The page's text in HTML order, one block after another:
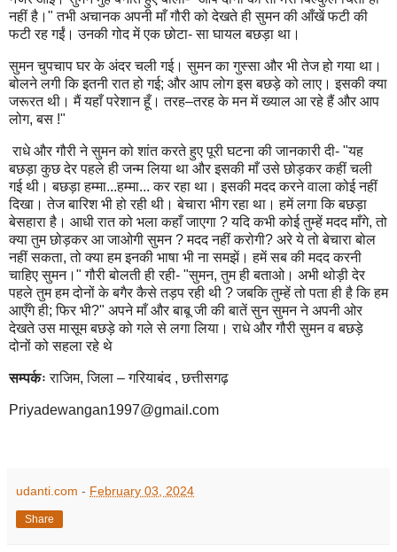
नहीं है।" तभी अचानक अपनी माँ गौरी को देखते ही सुमन की आँखें फटी की
फटी रह गईं। उनकी गोद में एक छोटा- सा घायल बछड़ा था।
सुमन चुपचाप घर के अंदर चली गई। सुमन का गुस्सा और भी तेज हो गया था।
बोलने लगी कि इतनी रात हो गई; और आप लोग इस बछड़े को लाए। इसकी क्या
जरूरत थी। मैं यहाँ परेशान हूँ। तरह–तरह के मन में ख्याल आ रहे हैं और आप
लोग, बस !"
राधे और गौरी ने सुमन को शांत करते हुए पूरी घटना की जानकारी दी- "यह
बछड़ा कुछ देर पहले ही जन्म लिया था और इसकी माँ उसे छोड़कर कहीं चली
गई थी। बछड़ा हम्मा...हम्मा... कर रहा था। इसकी मदद करने वाला कोई नहीं
दिखा। तेज बारिश भी हो रही थी। बेचारा भीग रहा था। हमें लगा कि बछड़ा
बेसहारा है। आधी रात को भला कहाँ जाएगा ? यदि कभी कोई तुम्हें मदद माँगे, तो
क्या तुम छोड़कर आ जाओगी सुमन ? मदद नहीं करोगी? अरे ये तो बेचारा बोल
नहीं सकता, तो क्या हम इनकी भाषा भी ना समझें। हमें सब की मदद करनी
चाहिए सुमन।" गौरी बोलती ही रही- "सुमन, तुम ही बताओ। अभी थोड़ी देर
पहले तुम हम दोनों के बगैर कैसे तड़प रही थी ? जबकि तुम्हें तो पता ही है कि हम
आएँगे ही; फिर भी?" अपने माँ और बाबू जी की बातें सुन सुमन ने अपनी ओर
देखते उस मासूम बछड़े को गले से लगा लिया। राधे और गौरी सुमन व बछड़े
दोनों को सहला रहे थे
सम्पर्कः राजिम, जिला – गरियाबंद , छत्तीसगढ़
Priyadewangan1997@gmail.com
udanti.com - February 03, 2024
Share